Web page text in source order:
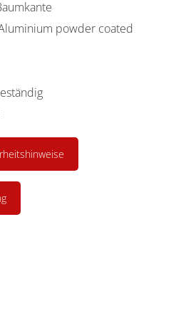
powder coated